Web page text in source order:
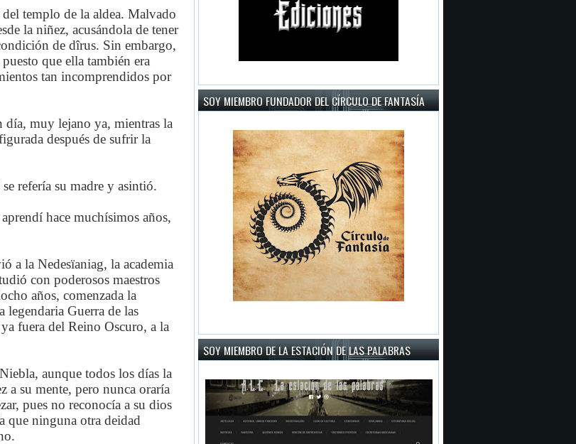
templo de la aldea. Malvado
la niñez, acusándola de tener
de dîrus. Sin embargo,
que ella también era
tan incomprendidos por
muy lejano ya, mientras la
después de sufrir la
refería su madre y asintió.
hace muchísimos años,
a la Nedesïaniag, la academia
con poderosos maestros
años, comenzada la
Guerra de las
fuera del Reino Oscuro, a la
aunque todos los días la
a su mente, pero nunca oraría
pues no reconocía a su dios
que ninguna otra deidad
SOY MIEMBRO FUNDADOR DEL CÍRCULO DE FANTASÍA
SOY MIEMBRO DE LA ESTACIÓN DE LAS PALABRAS